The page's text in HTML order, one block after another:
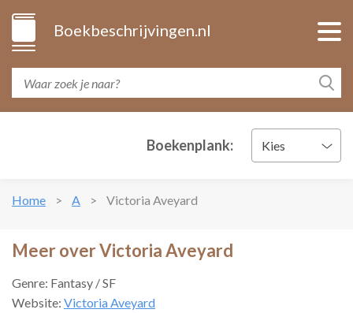
Boekbeschrijvingen.nl
Boekenplank: Kies
Home A Victoria Aveyard
Meer over Victoria Aveyard
Genre: Fantasy / SF
Website: Victoria Aveyard